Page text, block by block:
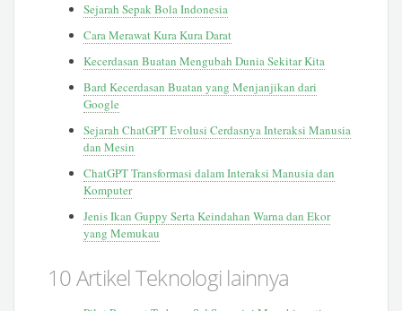
Sejarah Sepak Bola Indonesia
Cara Merawat Kura Kura Darat
Kecerdasan Buatan Mengubah Dunia Sekitar Kita
Bard Kecerdasan Buatan yang Menjanjikan dari
Google
Sejarah ChatGPT Evolusi Cerdasnya Interaksi Manusia
dan Mesin
ChatGPT Transformasi dalam Interaksi Manusia dan
Komputer
Jenis Ikan Guppy Serta Keindahan Warna dan Ekor
yang Memukau
10 Artikel Teknologi lainnya